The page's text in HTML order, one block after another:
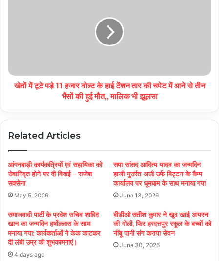
खेतों में टूटे पड़े 11 हजार वोल्ट के हाई टेंशन तार की चपेट में आने से तीन
भैंसों की हुई मौत,, मालिक भी झूलसा
Related Articles
आंगनबाड़ी कार्यकत्रियों एवं सहायिका को
सेवानिवृत होने पर दी विदाई – राजेश
सक्सेना
May 5, 2026
सपा सांसद आदित्य यादव का जन्मदिन
हाजी मुसर्रत अली उर्फ बिट्टन के कैम्प
कार्यालय पर धूमधाम के साथ मनाया गया
June 13, 2026
समाजवादी पार्टी के प्रदेश सचिव शाहिद
खान का जन्मदिन हर्षोल्लास के साथ
मनाया गया: कार्यकर्ताओं ने केक काटकर
दी लंबी उम्र की शुभकामनाएं।
4 days ago
बीडीओ सतीश कुमार ने खुद खाई आयरन
की गोली, फिर हरदत्तपुर स्कूल के बच्चों को
नींबू पानी संग कराया सेवन
June 30, 2026